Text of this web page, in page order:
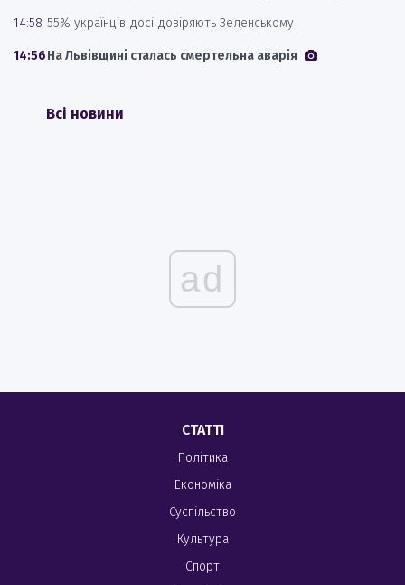
14:58 55% українців досі довіряють Зеленському
14:56На Львівщині сталась смертельна аварія
Всі новини
ad
СТАТТІ
Політика
Економіка
Суспільство
Культура
Спорт